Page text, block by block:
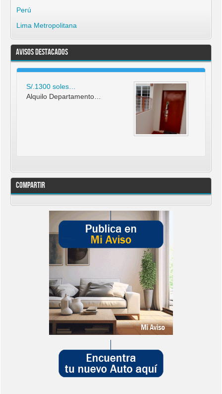
Perú
Lima Metropolitana
Avisos Destacados
S/.1300 soles…
Alquilo Departamento…
Compartir